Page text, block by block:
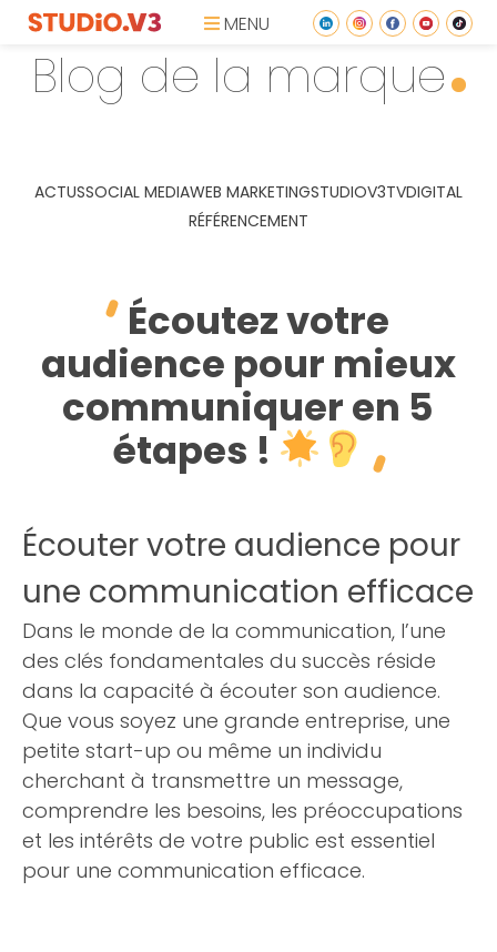
MENU
Blog de la marque
ACTUSSOCIAL MEDIAWEB MARKETINGSTUDIOV3TVDIGITAL
RÉFÉRENCEMENT
Écoutez votre
audience pour mieux
communiquer en 5
étapes !
Écouter votre audience pour
une communication efficace
Dans le monde de la communication, l’une
des clés fondamentales du succès réside
dans la capacité à écouter son audience.
Que vous soyez une grande entreprise, une
petite start-up ou même un individu
cherchant à transmettre un message,
comprendre les besoins, les préoccupations
et les intérêts de votre public est essentiel
pour une communication efficace.